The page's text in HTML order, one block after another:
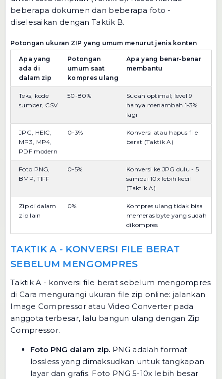
beberapa dokumen dan beberapa foto -
diselesaikan dengan Taktik B.
Potongan ukuran ZIP yang umum menurut jenis konten
Apa yang
ada di
dalam zip
Potongan
umum saat
kompres ulang
Apa yang benar-benar
membantu
Teks, kode
sumber, CSV
50-80%
Sudah optimal; level 9
hanya menambah 1-3%
lagi
JPG, HEIC,
MP3, MP4,
PDF modern
0-3%
Konversi atau hapus file
berat (Taktik A)
Foto PNG,
BMP, TIFF
0-5%
Konversi ke JPG dulu - 5
sampai 10x lebih kecil
(Taktik A)
Zip di dalam
zip lain
0%
Kompres ulang tidak bisa
memeras byte yang sudah
dikompres
TAKTIK A - KONVERSI FILE BERAT
SEBELUM MENGOMPRES
Taktik A - konversi file berat sebelum mengompres
di Cara mengurangi ukuran file zip online: jalankan
Image Compressor atau Video Converter pada
anggota terbesar, lalu bangun ulang dengan Zip
Compressor.
Foto PNG dalam zip. PNG adalah format
lossless yang dimaksudkan untuk tangkapan
layar dan grafis. Foto PNG 5-10x lebih besar